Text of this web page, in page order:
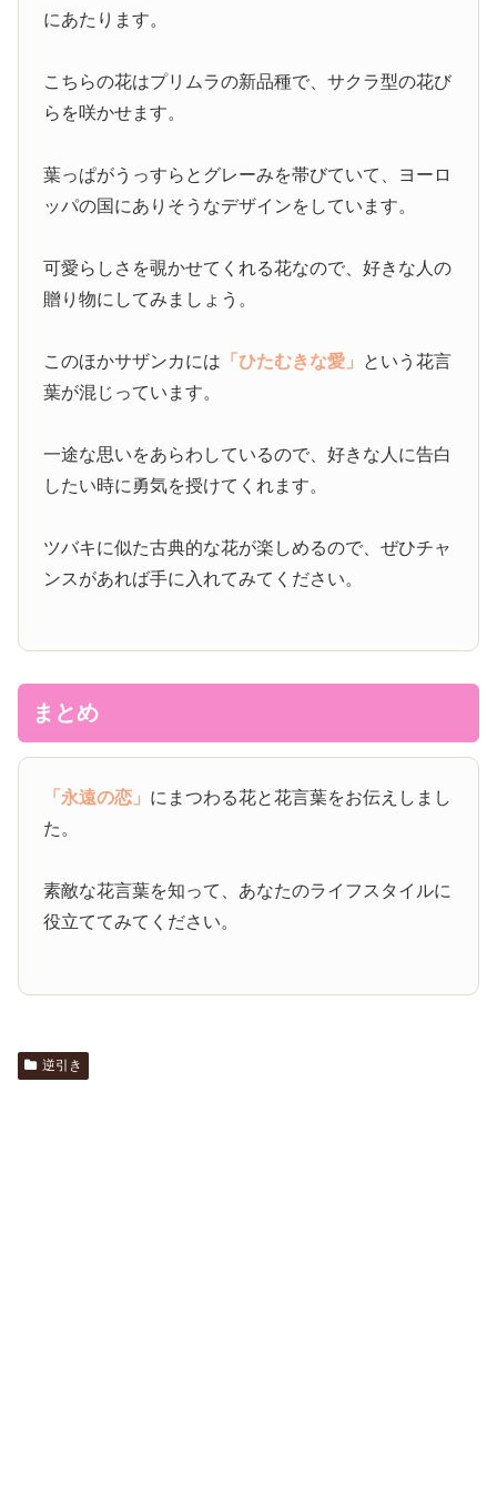
にあたります。
こちらの花はプリムラの新品種で、サクラ型の花び
らを咲かせます。
葉っぱがうっすらとグレーみを帯びていて、ヨーロ
ッパの国にありそうなデザインをしています。
可愛らしさを覗かせてくれる花なので、好きな人の
贈り物にしてみましょう。
このほかサザンカには 「ひたむきな愛」 という花言
葉が混じっています。
一途な思いをあらわしているので、好きな人に告白
したい時に勇気を授けてくれます。
ツバキに似た古典的な花が楽しめるので、ぜひチャ
ンスがあれば手に入れてみてください。
まとめ
「永遠の恋」 にまつわる花と花言葉をお伝えしまし
た。
素敵な花言葉を知って、あなたのライフスタイルに
役立ててみてください。
逆引き